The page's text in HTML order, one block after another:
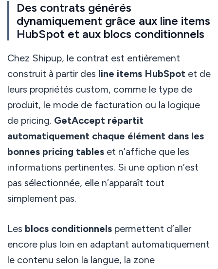
Des contrats générés
dynamiquement grâce aux line items
HubSpot et aux blocs conditionnels
Chez Shipup, le contrat est entièrement
construit à partir des line items HubSpotet de
leurs propriétés custom, comme le type de
produit, le mode de facturation ou la logique
de pricing. GetAccept répartit
automatiquement chaque élément dans les
bonnes pricing tableset n’affiche que les
informations pertinentes. Si une option n’est
pas sélectionnée, elle n’apparaît tout
simplement pas.
Les blocs conditionnelspermettent d’aller
encore plus loin en adaptant automatiquement
le contenu selon la langue, la zone